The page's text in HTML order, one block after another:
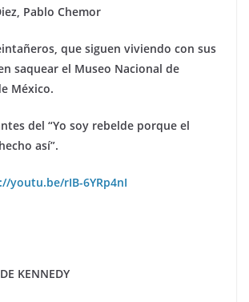
Pablo Chemor
que siguen viviendo con sus
saquear el Museo Nacional de
México.
del “Yo soy rebelde porque el
así”.
youtu.be/rIB-6YRp4nI
KENNEDY